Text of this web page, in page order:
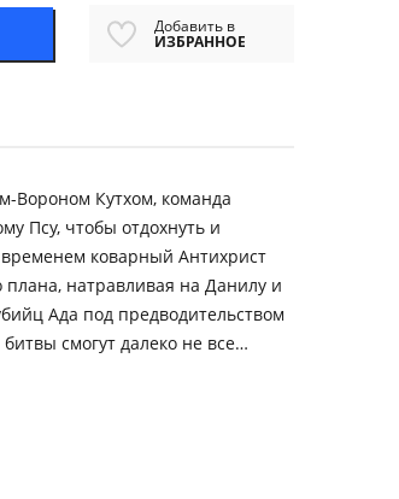
Добавить в
ИЗБРАННОЕ
Вороном Кутхом, команда
Псу, чтобы отдохнуть и
коварный Антихрист
плана, натравливая на Данилу и
Ада под предводительством
cмогут далеко не все…